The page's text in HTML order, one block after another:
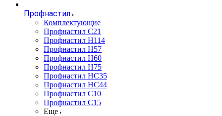
Профнастил
Комплектующие
Профнастил C21
Профнастил Н114
Профнастил Н57
Профнастил Н60
Профнастил Н75
Профнастил НС35
Профнастил НС44
Профнастил С10
Профнастил С15
Еще